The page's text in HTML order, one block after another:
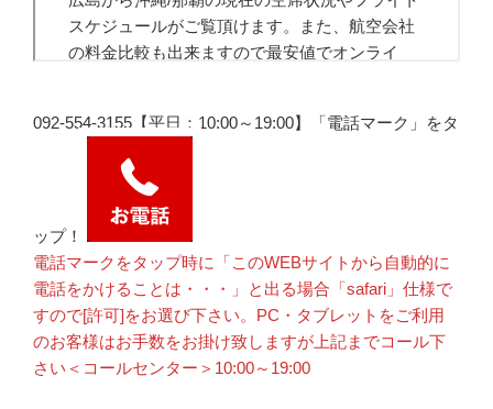
092-554-3155【平日：10:00～19:00】「電話マーク」をタ
ップ！
電話マークをタップ時に「このWEBサイトから自動的に
電話をかけることは・・・」と出る場合「safari」仕様で
すので[許可]をお選び下さい。PC・タブレットをご利用
のお客様はお手数をお掛け致しますが上記までコール下
さい＜コールセンター＞10:00～19:00